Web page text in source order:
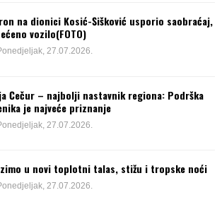
na dionici Kosić-Šišković usporio saobraćaj,
vozilo(FOTO)
27.07.2026.
Čečur – najbolji nastavnik regiona: Podrška
je najveće priznanje
27.07.2026.
u novi toplotni talas, stižu i tropske noći
27.07.2026.